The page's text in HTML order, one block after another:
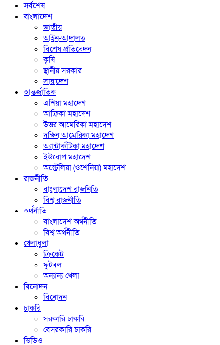
সর্বশেষ
বাংলাদেশ
জাতীয়
আইন-আদালত
বিশেষ প্রতিবেদন
কৃষি
স্থানীয় সরকার
সারাদেশ
আন্তর্জাতিক
এশিয়া মহাদেশ
আফ্রিকা মহাদেশ
উত্তর আমেরিকা মহাদেশ
দক্ষিন আমেরিকা মহাদেশ
অ্যান্টার্কটিকা মহাদেশ
ইউরোপ মহাদেশ
অস্ট্রেলিয়া (ওশেনিয়া) মহাদেশ
রাজনীতি
বাংলাদেশ রাজনিতি
বিশ্ব রাজনীতি
অর্থনীতি
বাংলাদেশ অর্থনীতি
বিশ্ব অর্থনীতি
খেলাধুলা
ক্রিকেট
ফুটবল
অন্যান্য খেলা
বিনোদন
বিনোদন
চাকরি
সরকারি চাকরি
বেসরকারি চাকরি
ভিডিও